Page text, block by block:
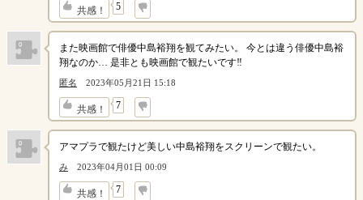
共感！ 5
↓
また映画館で俳優中島裕翔を観てみたい。 今とは違う俳優中島裕
翔なのか… 是非とも映画館で観たいです‼︎
匿名 2023年05月21日 15:18
共感！ 7
↓
アマプラで観たけど美しい中島裕翔をスクリーンで観たい。
み 2023年04月01日 00:09
共感！ 7
↓